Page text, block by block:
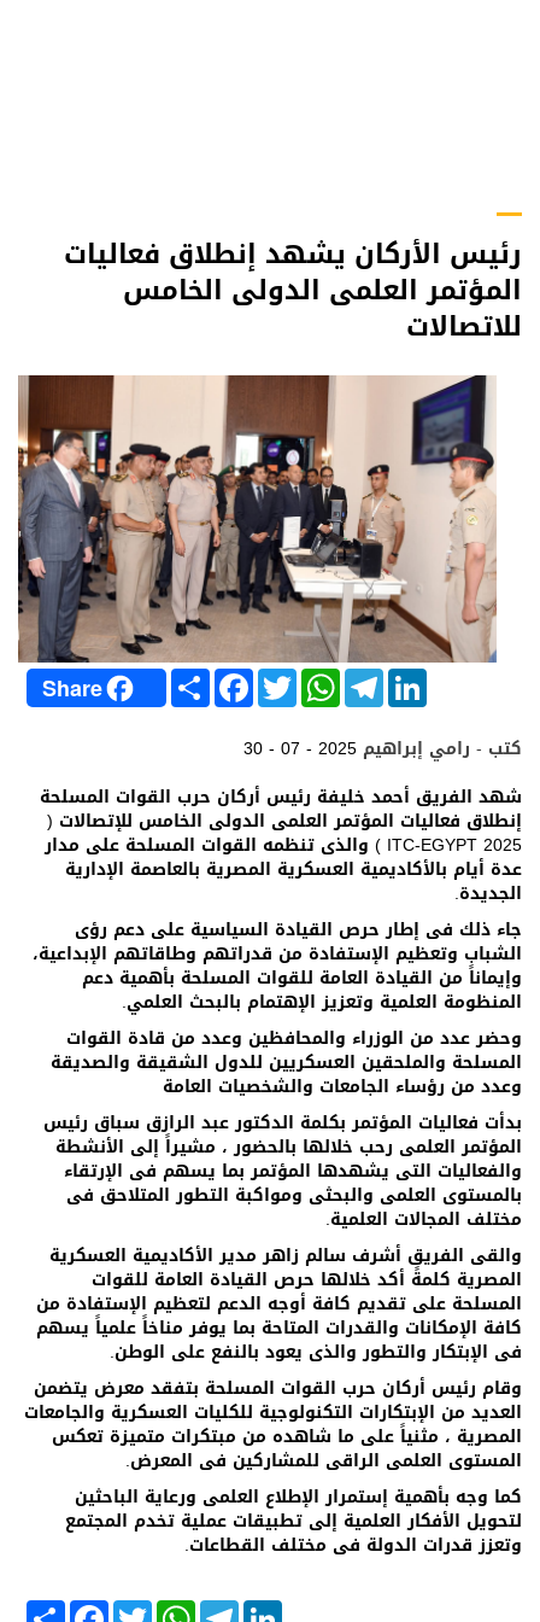
رئيس الأركان يشهد إنطلاق فعاليات
المؤتمر العلمى الدولى الخامس
للاتصالات
Share S
h
a
F
a
c
e
b
o
k
T
w
i
t
t
r
W
h
a
t
s
p
p
T
e
l
g
a
m
L
i
n
k
e
I
n
30 - 07 - 2025 كتب - رامي إبراهيم
شهد الفريق أحمد خليفة رئيس أركان حرب القوات المسلحة
إنطلاق فعاليات المؤتمر العلمى الدولى الخامس للإتصالات (
ITC-EGYPT 2025 ) والذى تنظمه القوات المسلحة على مدار
عدة أيام بالأكاديمية العسكرية المصرية بالعاصمة الإدارية
الجديدة.
جاء ذلك فى إطار حرص القيادة السياسية على دعم رؤى
الشباب وتعظيم الإستفادة من قدراتهم وطاقاتهم الإبداعية،
وإيماناً من القيادة العامة للقوات المسلحة بأهمية دعم
المنظومة العلمية وتعزيز الإهتمام بالبحث العلمي.
وحضر عدد من الوزراء والمحافظين وعدد من قادة القوات
المسلحة والملحقين العسكريين للدول الشقيقة والصديقة
وعدد من رؤساء الجامعات والشخصيات العامة
بدأت فعاليات المؤتمر بكلمة الدكتور عبد الرازق سباق رئيس
المؤتمر العلمى رحب خلالها بالحضور ، مشيراً إلى الأنشطة
والفعاليات التى يشهدها المؤتمر بما يسهم فى الإرتقاء
بالمستوى العلمى والبحثى ومواكبة التطور المتلاحق فى
مختلف المجالات العلمية.
والقى الفريق أشرف سالم زاهر مدير الأكاديمية العسكرية
المصرية كلمةً أكد خلالها حرص القيادة العامة للقوات
المسلحة على تقديم كافة أوجه الدعم لتعظيم الإستفادة من
كافة الإمكانات والقدرات المتاحة بما يوفر مناخاً علمياً يسهم
فى الإبتكار والتطور والذى يعود بالنفع على الوطن.
وقام رئيس أركان حرب القوات المسلحة بتفقد معرض يتضمن
العديد من الإبتكارات التكنولوجية للكليات العسكرية والجامعات
المصرية ، مثنياً على ما شاهده من مبتكرات متميزة تعكس
المستوى العلمى الراقى للمشاركين فى المعرض.
كما وجه بأهمية إستمرار الإطلاع العلمى ورعاية الباحثين
لتحويل الأفكار العلمية إلى تطبيقات عملية تخدم المجتمع
وتعزز قدرات الدولة فى مختلف القطاعات.
S
F T W T L